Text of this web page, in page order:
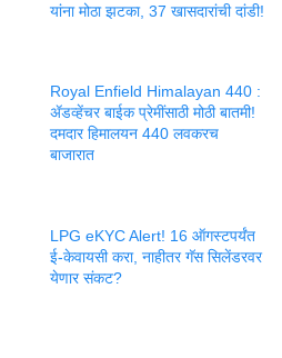
यांना मोठा झटका, 37 खासदारांची दांडी!
Royal Enfield Himalayan 440 :
ॲडव्हेंचर बाईक प्रेमींसाठी मोठी बातमी!
दमदार हिमालयन 440 लवकरच
बाजारात
LPG eKYC Alert! 16 ऑगस्टपर्यंत
ई-केवायसी करा, नाहीतर गॅस सिलेंडरवर
येणार संकट?